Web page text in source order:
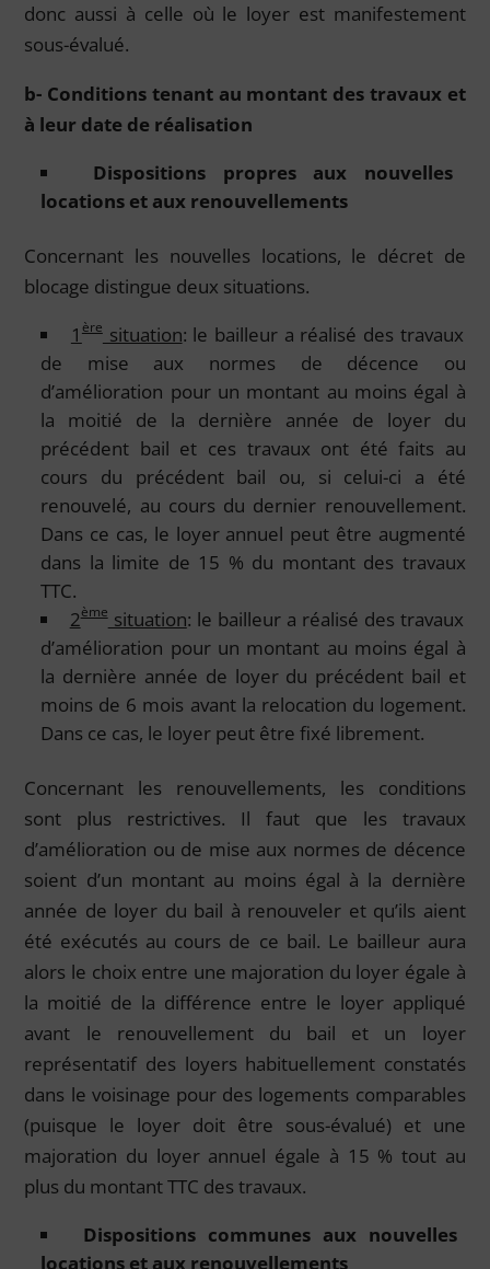
donc aussi à celle où le loyer est manifestement
sous-évalué.
b- Conditions tenant au montant des travaux et
à leur date de réalisation
Dispositions propres aux nouvelles
locations et aux renouvellements
Concernant les nouvelles locations, le décret de
blocage distingue deux situations.
1 èresituation: le bailleur a réalisé des travaux
de mise aux normes de décence ou
d’amélioration pour un montant au moins égal à
la moitié de la dernière année de loyer du
précédent bail et ces travaux ont été faits au
cours du précédent bail ou, si celui-ci a été
renouvelé, au cours du dernier renouvellement.
Dans ce cas, le loyer annuel peut être augmenté
dans la limite de 15 % du montant des travaux
TTC.
2èmesituation: le bailleur a réalisé des travaux
d’amélioration pour un montant au moins égal à
la dernière année de loyer du précédent bail et
moins de 6 mois avant la relocation du logement.
Dans ce cas, le loyer peut être fixé librement.
Concernant les renouvellements, les conditions
sont plus restrictives. Il faut que les travaux
d’amélioration ou de mise aux normes de décence
soient d’un montant au moins égal à la dernière
année de loyer du bail à renouveler et qu’ils aient
été exécutés au cours de ce bail. Le bailleur aura
alors le choix entre une majoration du loyer égale à
la moitié de la différence entre le loyer appliqué
avant le renouvellement du bail et un loyer
représentatif des loyers habituellement constatés
dans le voisinage pour des logements comparables
(puisque le loyer doit être sous-évalué) et une
majoration du loyer annuel égale à 15 % tout au
plus du montant TTC des travaux.
Dispositions communes aux nouvelles
locations et aux renouvellements